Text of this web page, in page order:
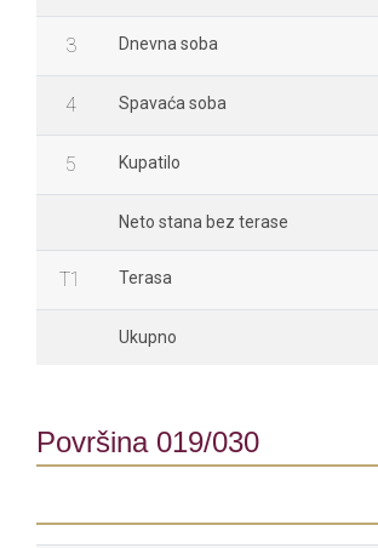
3 Dnevna soba
4 Spavaća soba
5 Kupatilo
Neto stana bez terase
T1 Terasa
Ukupno
Površina 019/030